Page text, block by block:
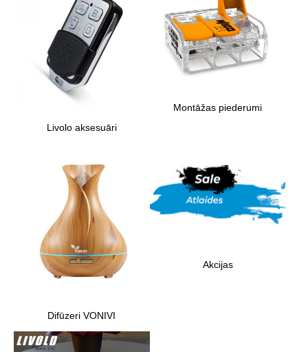
Livolo aksesuāri
Montāžas piederumi
Difūzeri VONIVI
Akcijas